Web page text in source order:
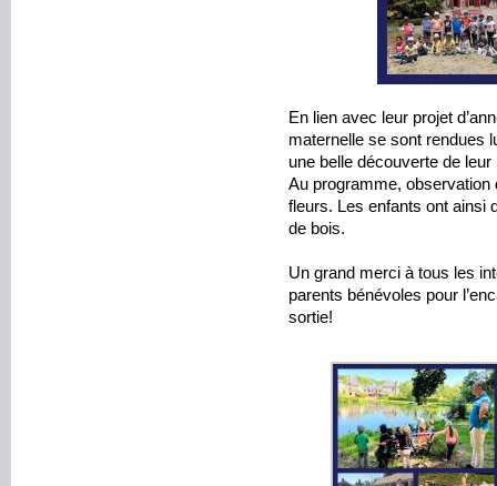
En lien avec leur projet
maternelle se sont rendues
une belle découverte de
Au programme, observation
fleurs. Les enfants ont ainsi
de bois.
Un grand merci à tous les
parents bénévoles pour
sortie!